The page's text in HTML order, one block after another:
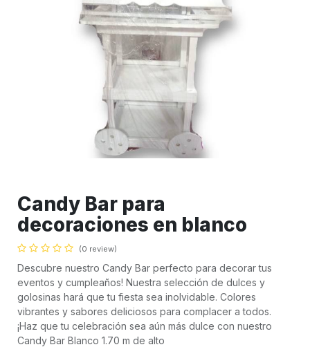
Candy Bar para
decoraciones en blanco
(0 review)
Descubre nuestro Candy Bar perfecto para decorar tus
eventos y cumpleaños! Nuestra selección de dulces y
golosinas hará que tu fiesta sea inolvidable. Colores
vibrantes y sabores deliciosos para complacer a todos.
¡Haz que tu celebración sea aún más dulce con nuestro
Candy Bar Blanco 1.70 m de alto